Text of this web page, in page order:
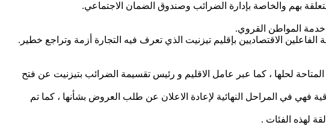
لحلها ، كما عبر عامل الاقليم و رئيس تقسيمة الضرائب بتيزنيت عن فتح
فهي في المراحل النهائية لإعادة الاعلان عن طلب العروض بشأنها ، كما تم
لهذه الفئات .